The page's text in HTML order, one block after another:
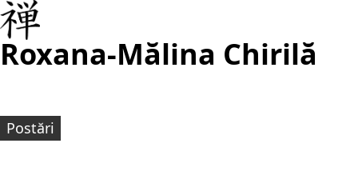
Roxana-Mălina Chirilă
Postări